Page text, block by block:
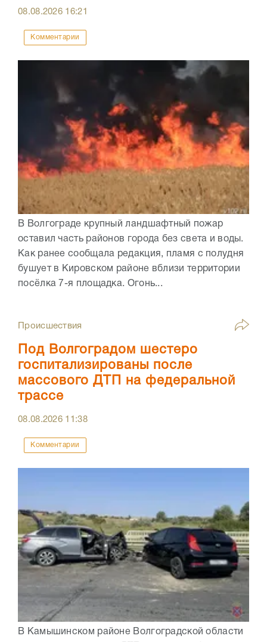
08.08.2026 16:21
Комментарии
В Волгограде крупный ландшафтный пожар
оставил часть районов города без света и воды.
Как ранее сообщала редакция, пламя с полудня
бушует в Кировском районе вблизи территории
посёлка 7-я площадка. Огонь...
Происшествия
Под Волгоградом шестеро
госпитализированы после
массового ДТП на федеральной
трассе
08.08.2026 11:38
Комментарии
В Камышинском районе Волгоградской области